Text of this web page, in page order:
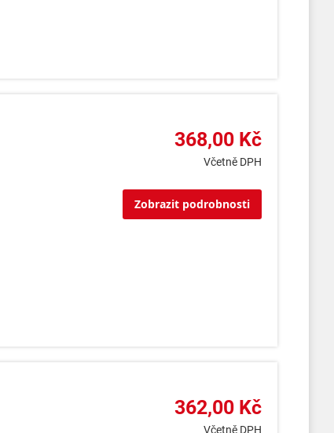
368,00 Kč
Včetně DPH
Zobrazit podrobnosti
362,00 Kč
Včetně DPH